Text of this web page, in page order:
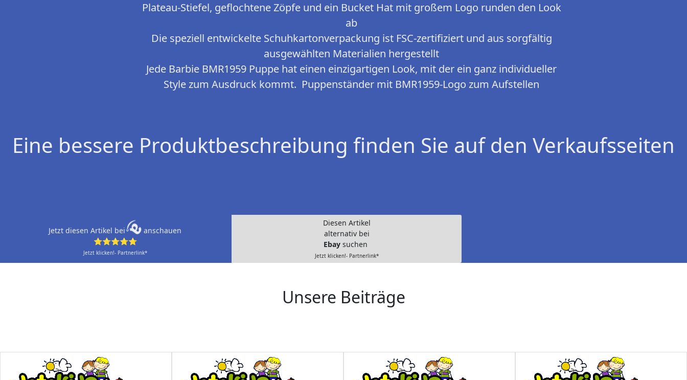
Plateau-Stiefel, geflochtene Zöpfe und ein Bucket Hat mit großem Logo runden den Look
ab
Die speziell entwickelte Schuhkartonverpackung ist FSC-zertifiziert und aus sorgfältig
ausgewählten Materialien hergestellt
Jede Barbie BMR1959 Puppe hat einen einzigartigen Look, mit der ein ganz individueller
Style zum Ausdruck kommt. Puppenständer mit BMR1959-Logo zum Aufstellen
Eine bessere Produktbeschreibung finden Sie auf den Verkaufsseiten
Jetzt diesen Artikel bei
anschauen
⭐⭐⭐⭐⭐
Jetzt klicken!- Partnerlink*
Diesen Artikel
alternativ bei
Ebay suchen
Jetzt klicken!- Partnerlink*
Unsere Beiträge